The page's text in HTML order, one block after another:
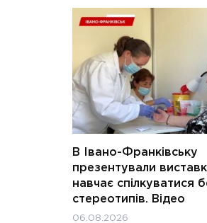
В Івано-Франківську
презентували
навчає спілкуватися
стереотипів. Відео
06.08.2026